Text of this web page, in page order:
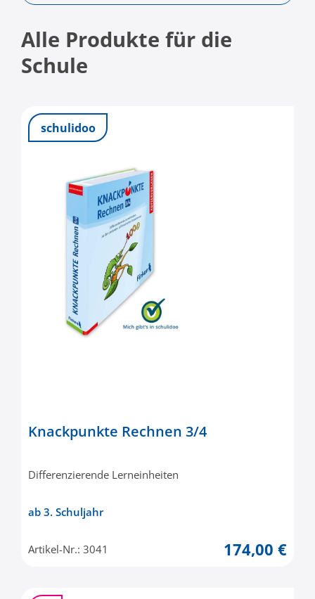
Alle Produkte für die
Schule
schulidoo
Knackpunkte Rechnen 3/4
Differenzierende Lerneinheiten
ab 3. Schuljahr
Artikel-Nr.: 3041 174,00 €